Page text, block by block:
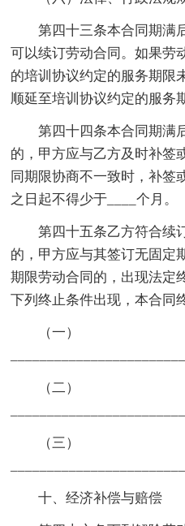
第四十三条本合同期满
可以续订劳动合同。如果劳
的培训协议约定的服务期限
顺延至培训协议约定的服务
第四十四条本合同期满
的，甲方应与乙方及时补签
同期限协商不一致时，补签
之日起不得少于____个月。
第四十五条乙方符合续
的，甲方应与其签订无固定
期限劳动合同的，出现法定
下列终止条件出现，本合同
（一）
（二）
（三）
十、经济补偿与赔偿